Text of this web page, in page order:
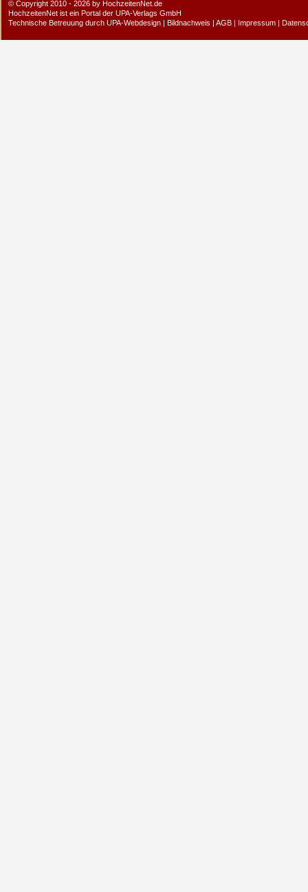
© Copyright 2010 - 2026 by HochzeitenNet.de
HochzeitenNet ist ein Portal der UPA-Verlags GmbH
Technische Betreuung durch UPA-Webdesign | Bildnachweis | AGB | Impressum |